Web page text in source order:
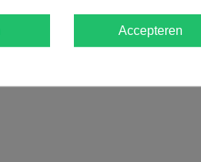
Accepteren